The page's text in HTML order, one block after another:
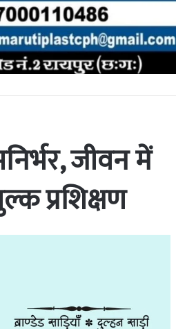
जीवन में
प्रशिक्षण